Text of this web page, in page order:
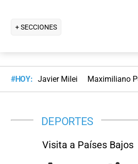
+ SECCIONES
#HOY: Javier Milei Maximiliano
DEPORTES
Visita a Países Bajos